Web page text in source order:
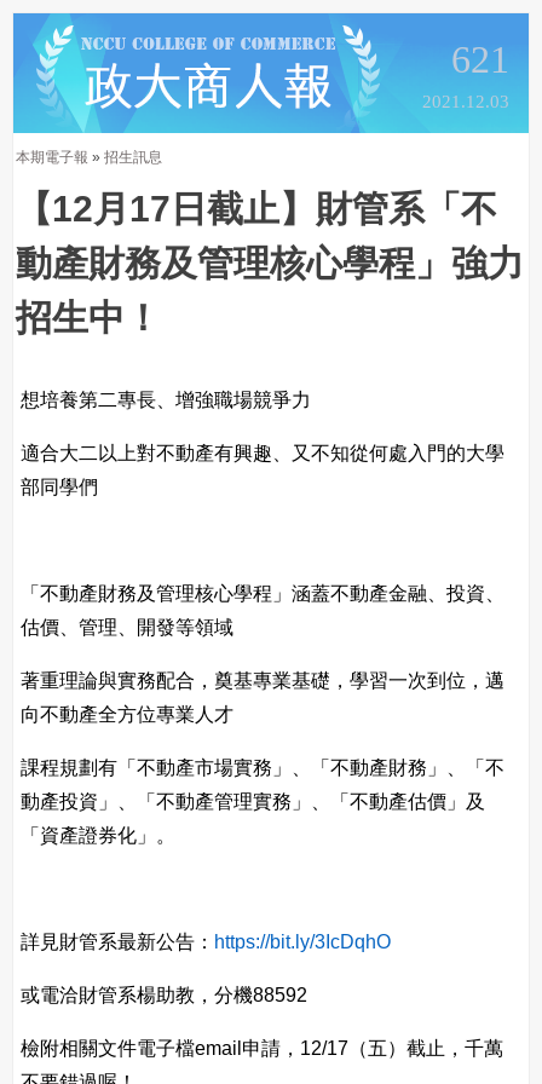
621
2021.12.03
本期電子報 » 招生訊息
【12月17日截止】財管系「不
動產財務及管理核心學程」強力
招生中！
想培養第二專長、增強職場競爭力
適合大二以上對不動產有興趣、又不知從何處入門的大學
部同學們
「不動產財務及管理核心學程」涵蓋不動產金融、投資、
估價、管理、開發等領域
著重理論與實務配合，奠基專業基礎，學習一次到位，邁
向不動產全方位專業人才
課程規劃有「不動產市場實務」、「不動產財務」、「不
動產投資」、「不動產管理實務」、「不動產估價」及
「資產證券化」。
詳見財管系最新公告： https://bit.ly/3IcDqhO
或電洽財管系楊助教，分機88592
檢附相關文件電子檔email申請，12/17（五）截止，千萬